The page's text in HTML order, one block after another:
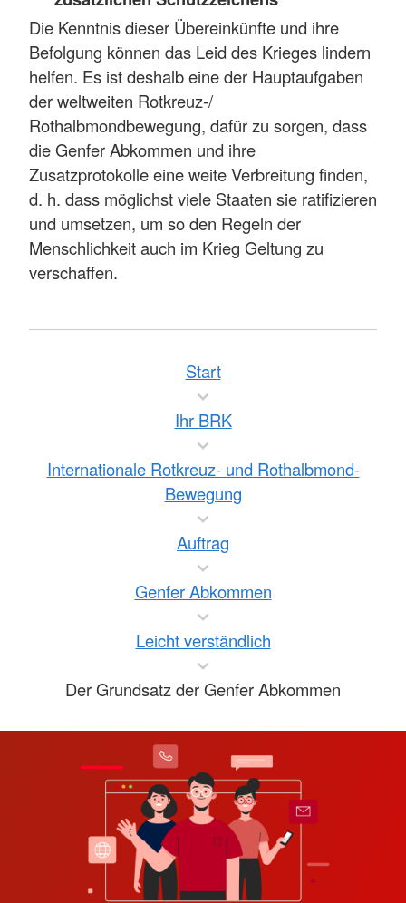
Die Kenntnis dieser Übereinkünfte und ihre
Befolgung können das Leid des Krieges lindern
helfen. Es ist deshalb eine der Hauptaufgaben
der weltweiten Rotkreuz-/
Rothalbmondbewegung, dafür zu sorgen, dass
die Genfer Abkommen und ihre
Zusatzprotokolle eine weite Verbreitung finden,
d. h. dass möglichst viele Staaten sie ratifizieren
und umsetzen, um so den Regeln der
Menschlichkeit auch im Krieg Geltung zu
verschaffen.
Start
Ihr BRK
Internationale Rotkreuz- und Rothalbmond-
Bewegung
Auftrag
Genfer Abkommen
Leicht verständlich
Der Grundsatz der Genfer Abkommen